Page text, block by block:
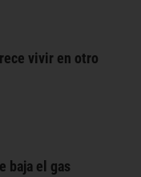
vivir en otro
baja el gas